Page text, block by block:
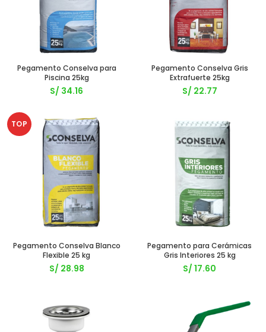
Pegamento Conselva para
Piscina 25kg
S/ 34.16
Pegamento Conselva Gris
Extrafuerte 25kg
S/ 22.77
TOP
Pegamento Conselva Blanco
Flexible 25 kg
S/ 28.98
Pegamento para Cerámicas
Gris Interiores 25 kg
S/ 17.60